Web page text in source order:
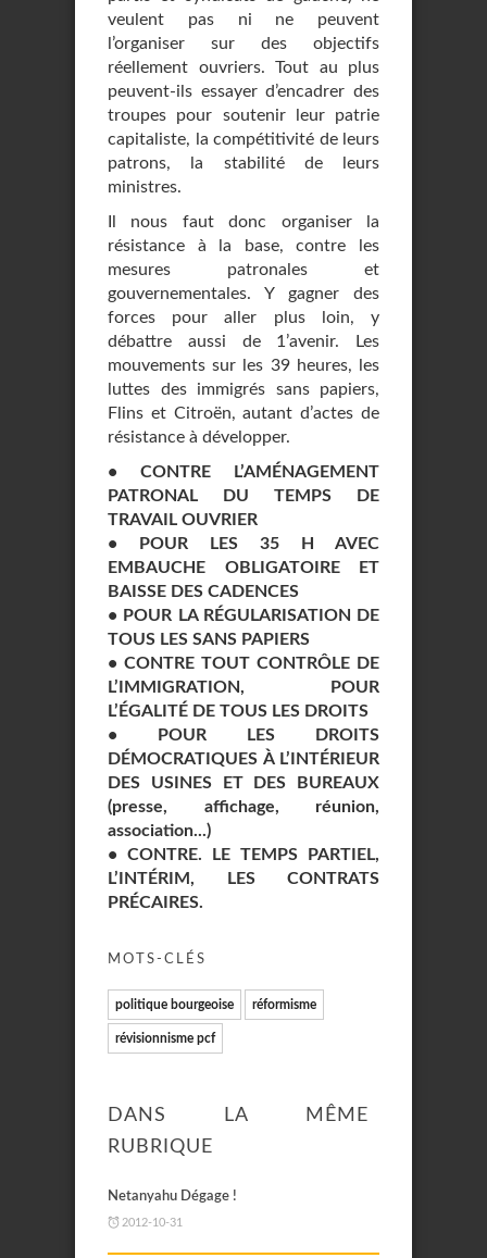
veulent pas ni ne peuvent
l’organiser sur des objectifs
réellement ouvriers. Tout au plus
peuvent-ils essayer d’encadrer des
troupes pour soutenir leur patrie
capitaliste, la compétitivité de leurs
patrons, la stabilité de leurs
ministres.
Il nous faut donc organiser la
résistance à la base, contre les
mesures patronales et
gouvernementales. Y gagner des
forces pour aller plus loin, y
débattre aussi de 1’avenir. Les
mouvements sur les 39 heures, les
luttes des immigrés sans papiers,
Flins et Citroën, autant d’actes de
résistance à développer.
• CONTRE L’AMÉNAGEMENT
PATRONAL DU TEMPS DE
TRAVAIL OUVRIER
• POUR LES 35 H AVEC
EMBAUCHE OBLIGATOIRE ET
BAISSE DES CADENCES
• POUR LA RÉGULARISATION DE
TOUS LES SANS PAPIERS
• CONTRE TOUT CONTRÔLE DE
L’IMMIGRATION, POUR
L’ÉGALITÉ DE TOUS LES DROITS
• POUR LES DROITS
DÉMOCRATIQUES À L’INTÉRIEUR
DES USINES ET DES BUREAUX
(presse, affichage, réunion,
association...)
• CONTRE. LE TEMPS PARTIEL,
L’INTÉRIM, LES CONTRATS
PRÉCAIRES.
MOTS-CLÉS
politique bourgeoise réformisme
révisionnisme pcf
DANS LA MÊME
RUBRIQUE
Netanyahu Dégage !
2012-10-31